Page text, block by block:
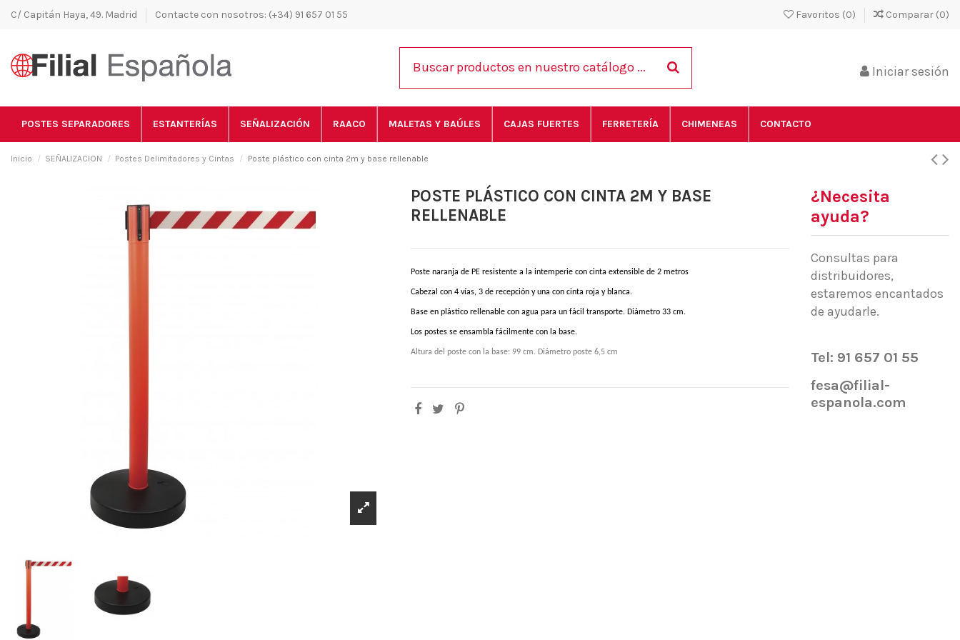
C/ Capitán Haya, 49. Madrid Contacte con nosotros: (+34) 91 657 01 55 Favoritos (0) Comparar (0)
Iniciar sesión
POSTES SEPARADORES ESTANTERÍAS SEÑALIZACIÓN RAACO MALETAS Y BAÚLES CAJAS FUERTES FERRETERÍA CHIMENEAS CONTACTO
Inicio SEÑALIZACION Postes Delimitadores y Cintas Poste plástico con cinta 2m y base rellenable
POSTE PLÁSTICO CON CINTA 2M Y BASE
RELLENABLE
Poste naranja de PE resistente a la intemperie con cinta extensible de 2 metros
Cabezal con 4 vías, 3 de recepción y una con cinta roja y blanca.
Base en plástico rellenable con agua para un fácil transporte. Diámetro 33 cm.
Los postes se ensambla fácilmente con la base.
Altura del poste con la base: 99 cm. Diámetro poste 6,5 cm
¿Necesita
ayuda?
Consultas para
distribuidores,
estaremos encantados
de ayudarle.
Tel: 91 657 01 55
fesa@filial-
espanola.com